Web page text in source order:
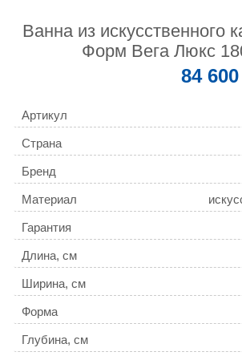
Ванна из искусственного
Форм Вега Люкс
84 600
Артикул
Страна
Бренд
Материал
Гарантия
Длина, см
Ширина, см
Форма
Глубина, см